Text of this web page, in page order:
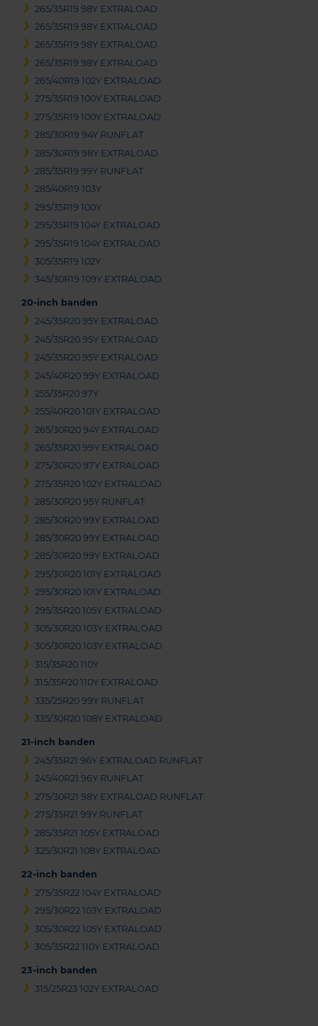
265/35R19 98Y EXTRALOAD
265/35R19 98Y EXTRALOAD
265/35R19 98Y EXTRALOAD
265/35R19 98Y EXTRALOAD
265/40R19 102Y EXTRALOAD
275/35R19 100Y EXTRALOAD
275/35R19 100Y EXTRALOAD
285/30R19 94Y RUNFLAT
285/30R19 98Y EXTRALOAD
285/35R19 99Y RUNFLAT
285/40R19 103Y
295/35R19 100Y
295/35R19 104Y EXTRALOAD
295/35R19 104Y EXTRALOAD
305/35R19 102Y
345/30R19 109Y EXTRALOAD
20-inch banden
245/35R20 95Y EXTRALOAD
245/35R20 95Y EXTRALOAD
245/35R20 95Y EXTRALOAD
245/40R20 99Y EXTRALOAD
255/35R20 97Y
255/40R20 101Y EXTRALOAD
265/30R20 94Y EXTRALOAD
265/35R20 99Y EXTRALOAD
275/30R20 97Y EXTRALOAD
275/35R20 102Y EXTRALOAD
285/30R20 95Y RUNFLAT
285/30R20 99Y EXTRALOAD
285/30R20 99Y EXTRALOAD
285/30R20 99Y EXTRALOAD
295/30R20 101Y EXTRALOAD
295/30R20 101Y EXTRALOAD
295/35R20 105Y EXTRALOAD
305/30R20 103Y EXTRALOAD
305/30R20 103Y EXTRALOAD
315/35R20 110Y
315/35R20 110Y EXTRALOAD
335/25R20 99Y RUNFLAT
335/30R20 108Y EXTRALOAD
21-inch banden
245/35R21 96Y EXTRALOAD RUNFLAT
245/40R21 96Y RUNFLAT
275/30R21 98Y EXTRALOAD RUNFLAT
275/35R21 99Y RUNFLAT
285/35R21 105Y EXTRALOAD
325/30R21 108Y EXTRALOAD
22-inch banden
275/35R22 104Y EXTRALOAD
295/30R22 103Y EXTRALOAD
305/30R22 105Y EXTRALOAD
305/35R22 110Y EXTRALOAD
23-inch banden
315/25R23 102Y EXTRALOAD